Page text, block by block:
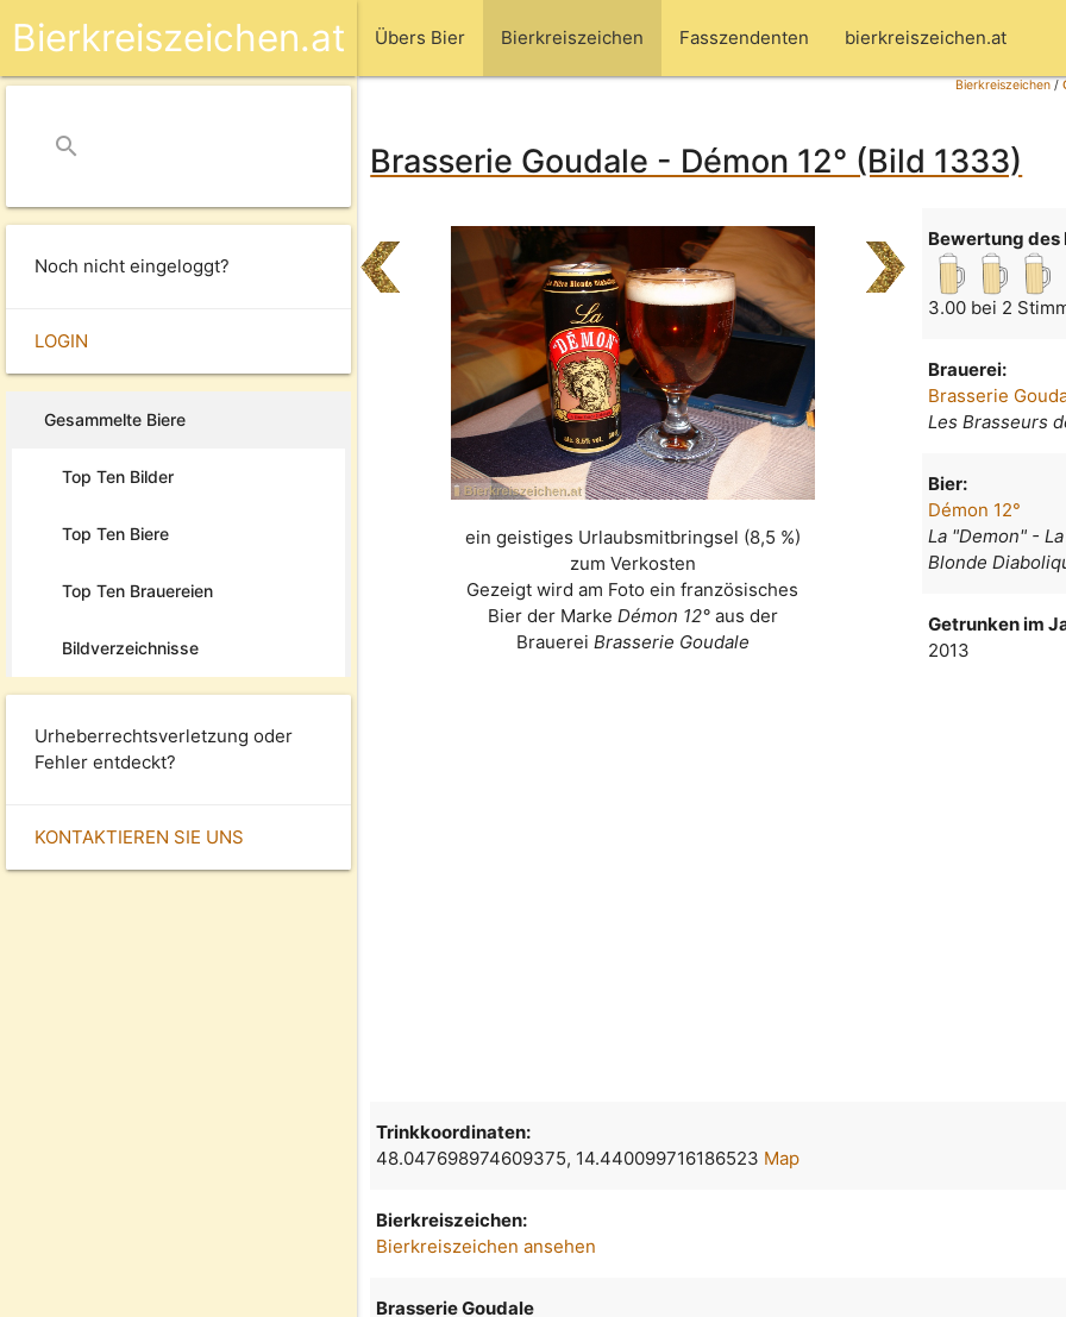
Übers Bier Bierkreiszeichen Fasszendenten bierkreiszeichen.at
Bierkreiszeichen.at
search
Noch nicht eingeloggt?
LOGIN
Gesammelte Biere
Top Ten Bilder
Top Ten Biere
Top Ten Brauereien
Bildverzeichnisse
Urheberrechtsverletzung oder
Fehler entdeckt?
KONTAKTIEREN SIE UNS
Bierkreiszeichen/
Brasserie Goudale - Démon 12° (Bild 1333)
ein geistiges Urlaubsmitbringsel (8,5 %)
zum Verkosten
Gezeigt wird am Foto ein französisches
Bier der Marke Démon 12°aus der
Brauerei Brasserie Goudale
Bewertung des
3.00 bei 2
Brauerei:
Brasserie
Les Brasseurs
Bier:
Démon 12°
La "Demon" -
Blonde
Getrunken im
2013
Trinkkoordinaten:
48.047698974609375, 14.440099716186523 Map
Bierkreiszeichen:
Bierkreiszeichen ansehen
Brasserie Goudale